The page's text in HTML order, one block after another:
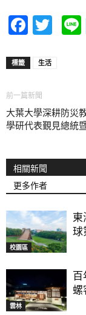
標籤 生活
前一篇新聞
大葉大學深耕防災
學研代表覲見總統
相關新聞
更多作者
校園區
東
雲林
百
螺